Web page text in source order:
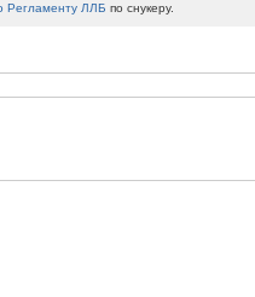
Регламенту ЛЛБ по снукеру.